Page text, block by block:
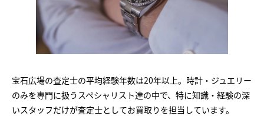
宝石広場の査定士の平均経験年数は20年以上。時計・ジュエリー
のみを専門に扱うスペシャリスト達の中で、特に知識・経験の深
いスタッフだけが査定士としてお買取りを担当しています。